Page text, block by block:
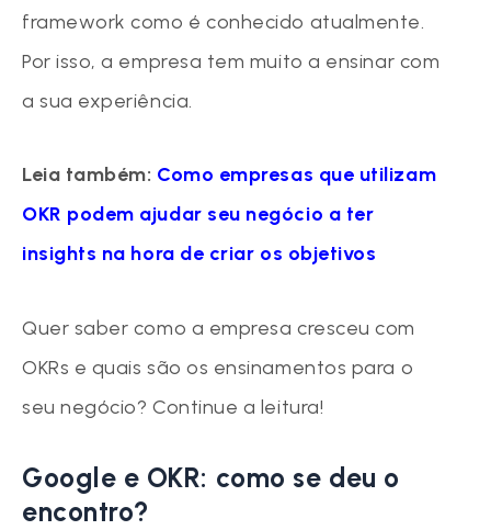
framework como é conhecido atualmente.
Por isso, a empresa tem muito a ensinar com
a sua experiência.
Leia também: Como empresas que utilizam
OKR podem ajudar seu negócio a ter
insights na hora de criar os objetivos
Quer saber como a empresa cresceu com
OKRs e quais são os ensinamentos para o
seu negócio? Continue a leitura!
Google e OKR: como se deu o
encontro?